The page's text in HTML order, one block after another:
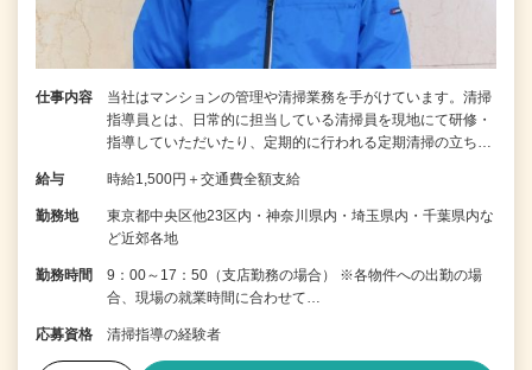
仕事内容
当社はマンションの管理や清掃業務を手がけています。清掃
指導員とは、日常的に担当している清掃員を現地にて研修・
指導していただいたり、定期的に行われる定期清掃の立ち…
給与 時給1,500円＋交通費全額支給
勤務地
東京都中央区他23区内・神奈川県内・埼玉県内・千葉県内な
ど近郊各地
勤務時間
9：00～17：50（支店勤務の場合） ※各物件への出勤の場
合、現場の就業時間に合わせて…
応募資格 清掃指導の経験者